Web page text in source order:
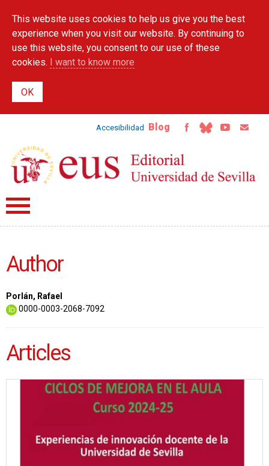
main
content
This website uses cookies to help us give you the best
experience when you visit our website. By continuing to
use this website, you consent to our use of these
cookies. I want to know more
Accesibilidad Blog
Author
Porlán, Rafael
0000-0003-2068-7092
Articles